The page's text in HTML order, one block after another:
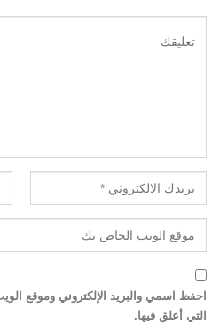
احفظ اسمي والبريد الإلكتروني وموقع
التي أعلق فيها.